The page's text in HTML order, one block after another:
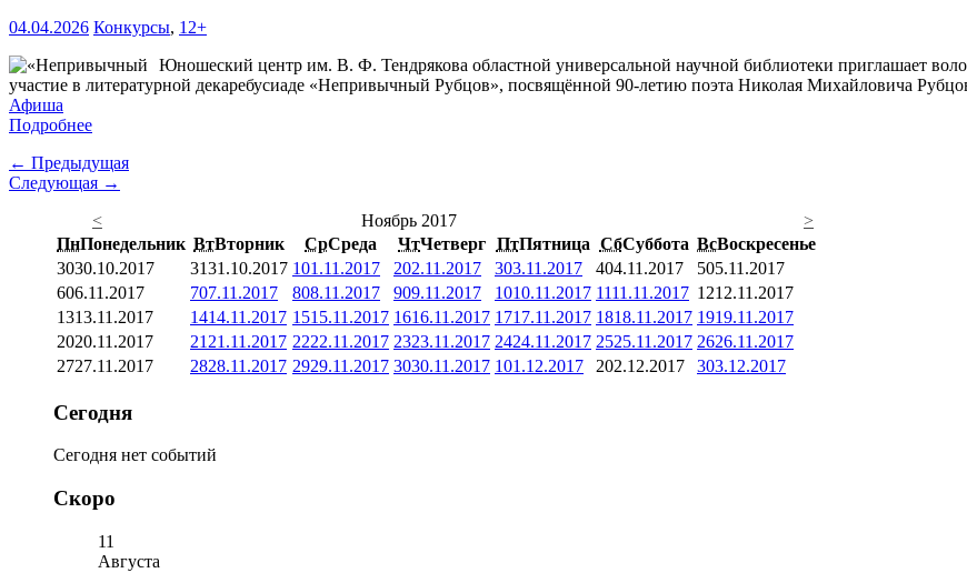
04.04.2026 Конкурсы, 12+
Юношеский центр им. В. Ф. Тендрякова областной универсальной научной библиотеки приглашает
участие в литературной декаребусиаде «Непривычный Рубцов», посвящённой 90-летию поэта Николая Михайловича
Афиша
Подробнее
← Предыдущая
Следующая →
<
Ноябрь 2017
>
ПнПонедельник ВтВторник СрСреда ЧтЧетверг ПтПятница СбСуббота ВсВоскресенье
3030.10.2017 3131.10.2017 101.11.2017 202.11.2017 303.11.2017 404.11.2017 505.11.2017
606.11.2017 707.11.2017 808.11.2017 909.11.2017 1010.11.2017 1111.11.2017 1212.11.2017
1313.11.2017 1414.11.2017 1515.11.2017 1616.11.2017 1717.11.2017 1818.11.2017 1919.11.2017
2020.11.2017 21 21.11.2017 2222.11.2017 2323.11.2017 2424.11.2017 2525.11.2017 2626.11.2017
2727.11.2017 2828.11.2017 2929.11.2017 3030.11.2017 101.12.2017 202.12.2017 303.12.2017
Сегодня
Сегодня нет событий
Скоро
11
Августа